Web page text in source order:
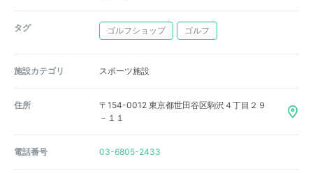
タグ ゴルフショップ ゴルフ
施設カテゴリ スポーツ施設
住所
〒154-0012 東京都世田谷区駒沢４丁目２９
－１１
電話番号 03-6805-2433